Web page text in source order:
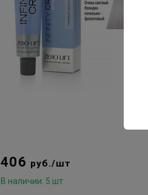
406 руб./шт
В наличии: 5 шт